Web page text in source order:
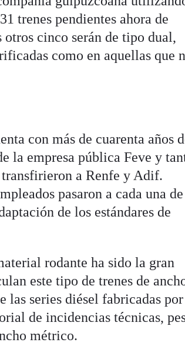
trenes pendientes ahora de
cinco serán de tipo dual,
como en aquellas que
con más de cuarenta años
la empresa pública Feve y
transfirieron a Renfe y Adif.
pasaron a cada una de
de los estándares de
rodante ha sido la gran
este tipo de trenes de
las series diésel fabricadas por
de incidencias técnicas,
métrico.